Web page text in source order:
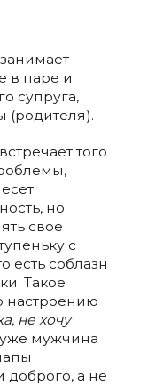
в паре и
супруга,
(родителя).
того
но
свое
с
есть соблазн
Такое
настроению
не хочу
мужчина
доброго, а не